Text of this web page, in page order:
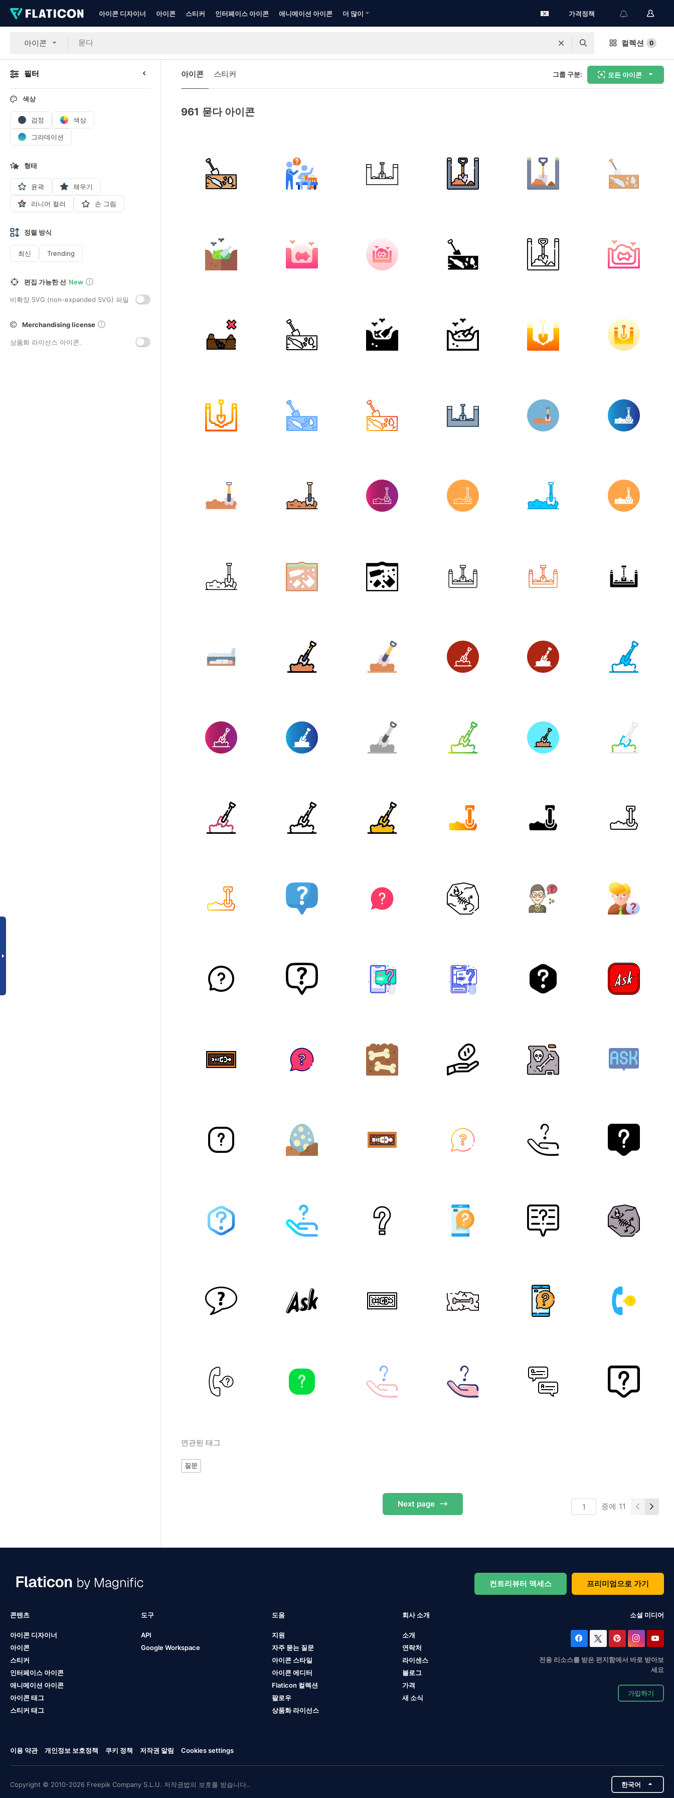
아이콘 디자이너 아이콘 스티커 인터페이스 아이콘 애니메이션 아이콘 더 많이 가격정책
아이콘 컬렉션 0
필터
색상
검정 색상
그라데이션
형태
윤곽 채우기
리니어 컬러 손 그림
정렬 방식
최신 Trending
편집 가능한 선 New
비확장 SVG (non-expanded SVG) 파일
Merchandising license
상품화 라이선스 아이콘.
아이콘 스티커 그룹 구분: 모든 아이콘
961 묻다 아이콘
연관된 태그
질문
Next page 중에 11
컨트리뷰터 액세스 프리미엄으로 가기
콘텐츠
아이콘 디자이너
아이콘
스티커
인터페이스 아이콘
애니메이션 아이콘
아이콘 태그
스티커 태그
도구
API
Google Workspace
도움
지원
자주 묻는 질문
아이콘 스타일
아이콘 에디터
Flaticon 컬렉션
팔로우
상품화 라이선스
회사 소개
소개
연락처
라이센스
블로그
가격
새 소식
소셜 미디어
전용 리소스를 받은 편지함에서 바로 받아보
세요
가입하기
이용 약관 개인정보 보호정책 쿠키 정책 저작권 알림 Cookies settings
Copyright © 2010-2026 Freepik Company S.L.U. 저작권법의 보호를 받습니다.. 한국어